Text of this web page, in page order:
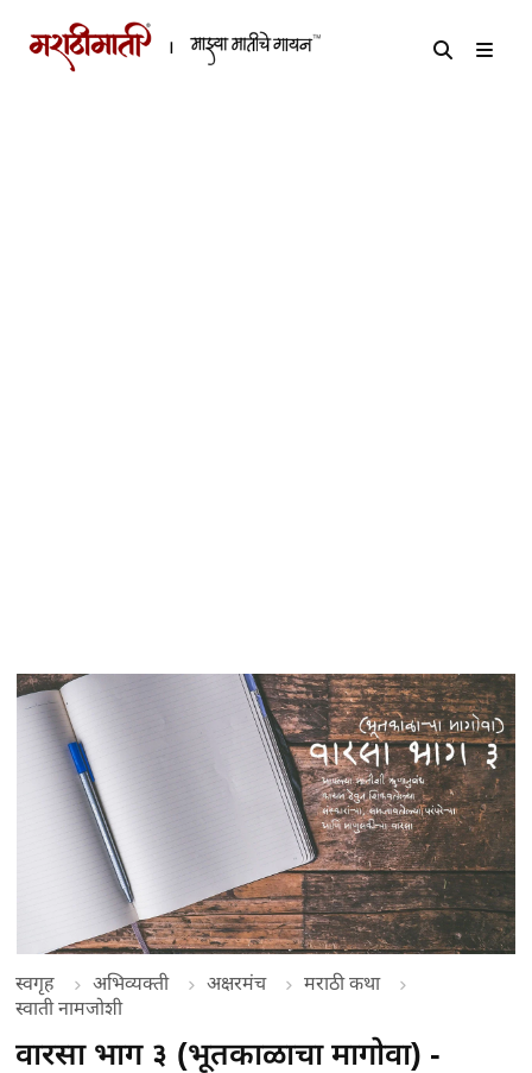
स्वगृह अभिव्यक्ती अक्षरमंच
मराठी कथा
स्वाती नामजोशी
वारसा भाग ३ (भूतकाळाचा मागोवा) -